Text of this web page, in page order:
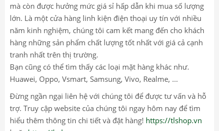
mà còn được hưởng mức giá sỉ hấp dẫn khi mua số lượng
lớn. Là một cửa hàng linh kiện điện thoại uy tín với nhiều
năm kinh nghiệm, chúng tôi cam kết mang đến cho khách
hàng những sản phẩm chất lượng tốt nhất với giá cả cạnh
tranh nhất trên thị trường.
Bạn cũng có thể tìm thấy các loại mặt hàng khác như.
Huawei, Oppo, Vsmart, Samsung, Vivo, Realme, ...
Đừng ngần ngại liên hệ với chúng tôi để được tư vấn và hỗ
trợ. Truy cập website của chúng tôi ngay hôm nay để tìm
hiểu thêm thông tin chi tiết và đặt hàng! https://tlshop.vn